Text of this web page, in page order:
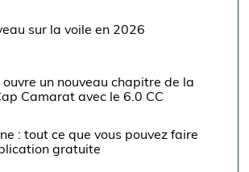
sur la voile en 2026
ouvre un nouveau chapitre de la
Camarat avec le 6.0 CC
: tout ce que vous pouvez faire
gratuite